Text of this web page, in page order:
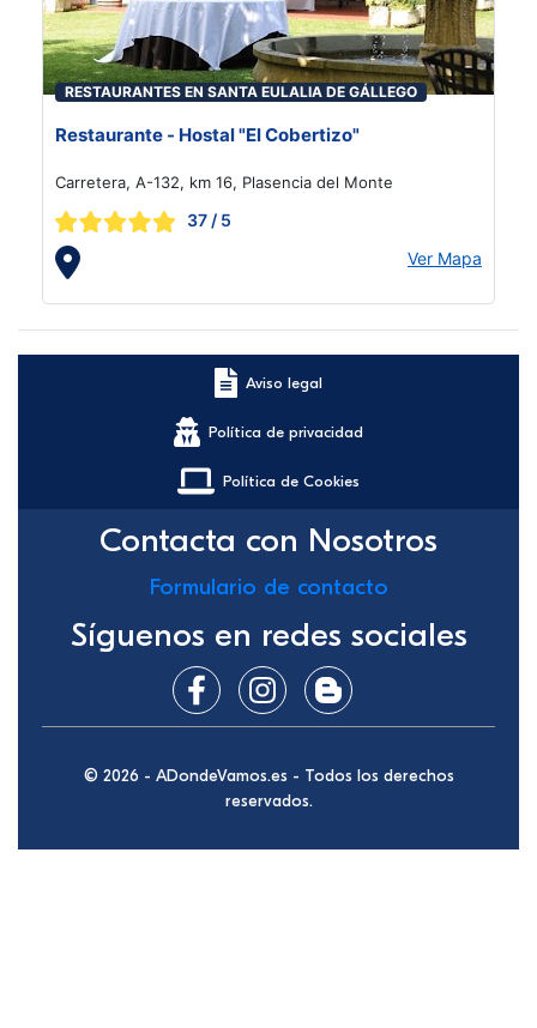
RESTAURANTES EN SANTA EULALIA DE GÁLLEGO
Restaurante - Hostal "El Cobertizo"
Carretera, A-132, km 16, Plasencia del Monte
37 / 5
Ver Mapa
Aviso legal
Política de privacidad
Política de Cookies
Contacta con Nosotros
Formulario de contacto
Síguenos en redes sociales
© 2026 - ADondeVamos.es - Todos los derechos
reservados.